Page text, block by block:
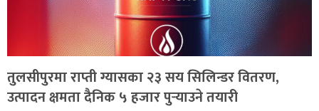
तुलसीपुरमा राप्ती ग्यासका २३ सय सिलिन्डर वितरण,
उत्पादन क्षमता दैनिक ५ हजार पुर्‍याउने तयारी